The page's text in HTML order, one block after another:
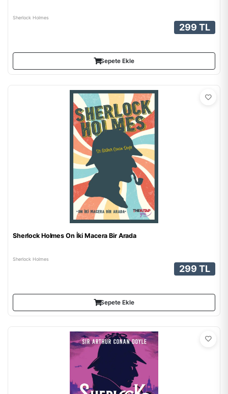
Sherlock Holmes
299 TL
Sepete Ekle
Sherlock Holmes On İki Macera Bir Arada
Sherlock Holmes
299 TL
Sepete Ekle